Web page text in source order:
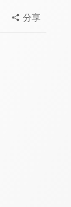
分享